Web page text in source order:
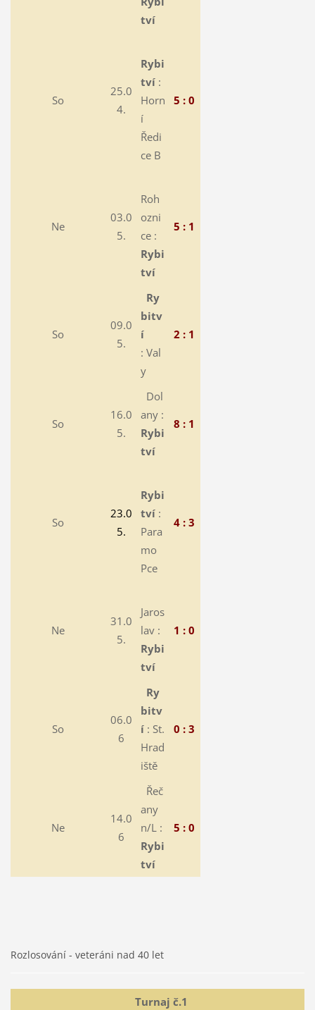
tví
So
25.0
4.
Rybi
tví :
Horn
í
Ředi
ce B
5 : 0
Ne
03.0
5.
Roh
ozni
ce :
Rybi
tví
5 : 1
So
09.0
5.
Ry
bitv
í
: Val
y
2 : 1
So
16.0
5.
Dol
any :
Rybi
tví
8 : 1
So
23.0
5.
Rybi
tví:
Para
mo
Pce
4 : 3
Ne
31.0
5.
Jaros
lav :
Rybi
tví
1 : 0
So
06.0
6
Ry
bitv
í: St.
Hrad
iště
0 : 3
Ne
14.0
6
Řeč
any
n/L :
Rybi
tví
5 : 0
Rozlosování - veteráni nad 40 let
Turnaj č.1